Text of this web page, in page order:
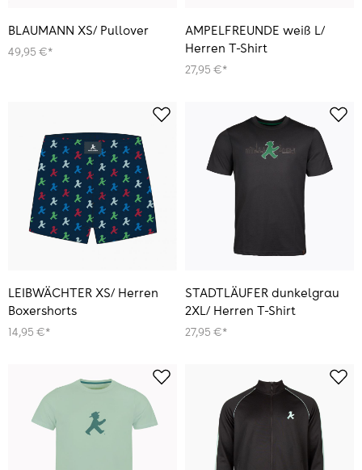
BLAUMANN XS/ Pullover
49,95 €*
AMPELFREUNDE weiß L/
Herren T-Shirt
27,95 €*
LEIBWÄCHTER XS/ Herren
Boxershorts
14,95 €*
STADTLÄUFER dunkelgrau
2XL/ Herren T-Shirt
27,95 €*